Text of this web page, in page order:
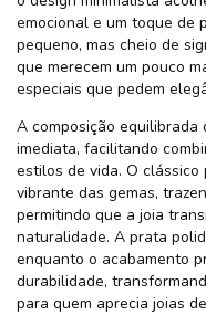
emocional e um toque de
pequeno, mas cheio de
que merecem um pouco
especiais que pedem
A composição equilibrada
imediata, facilitando
estilos de vida. O
vibrante das gemas,
permitindo que a joia
naturalidade. A prata
enquanto o acabamento
durabilidade,
para quem aprecia joias